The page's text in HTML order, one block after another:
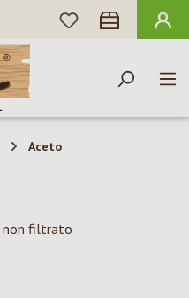
HAI 0 ARTICOLI
Aceto